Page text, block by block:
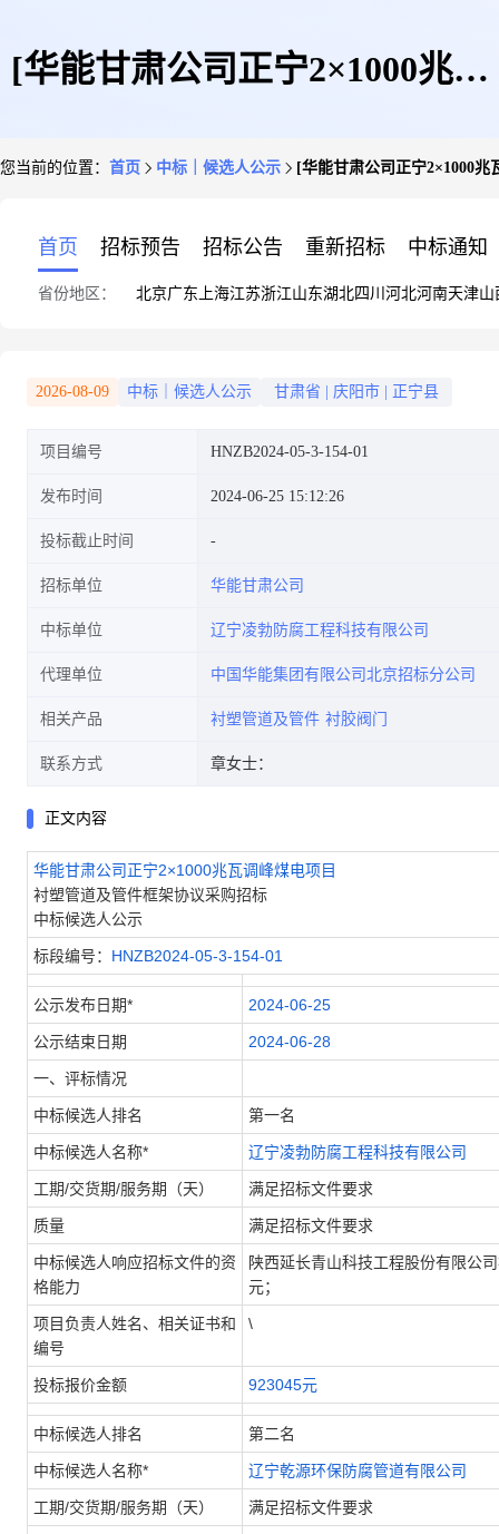
[华能甘肃公司正宁2×1000兆瓦
您当前的位置： 首页 中标｜候选人公示 [华能甘肃公司正宁2×1000
首页 招标预告 招标公告 重新招标 中标通知
省份地区： 北京广东 上海江苏浙江山东湖北四川 河北河南天津山
2026-08-09 中标｜候选人公示 甘肃省 庆阳市 正宁县
项目编号 HNZB2024-05-3-154-01
发布时间 2024-06-25 15:12:26
投标截止时间
招标单位 华能甘肃公司
中标单位 辽宁凌勃防腐工程科技有限公司
代理单位 中国华能集团有限公司北京招标分公司
相关产品 衬塑管道及管件 衬胶阀门
联系方式 章女士：
正文内容
华能甘肃公司正宁2×1000兆瓦调峰煤电项目
衬塑管道及管件框架协议采购招标
中标候选人公示
标段编号： HNZB2024-05-3-154-01
公示发布日期* 2024-06-25
公示结束日期 2024-06-28
一、评标情况
中标候选人排名 第一名
中标候选人名称* 辽宁凌勃防腐工程科技有限公司
工期/交货期/服务期（天） 满足招标文件要求
质量 满足招标文件要求
中标候选人响应招标文件的资
格能力
陕西延长青山科技工程股份有限公
元；
项目负责人姓名、相关证书和
编号
\
投标报价金额 923045元
中标候选人排名 第二名
中标候选人名称* 辽宁乾源环保防腐管道有限公司
工期/交货期/服务期（天） 满足招标文件要求